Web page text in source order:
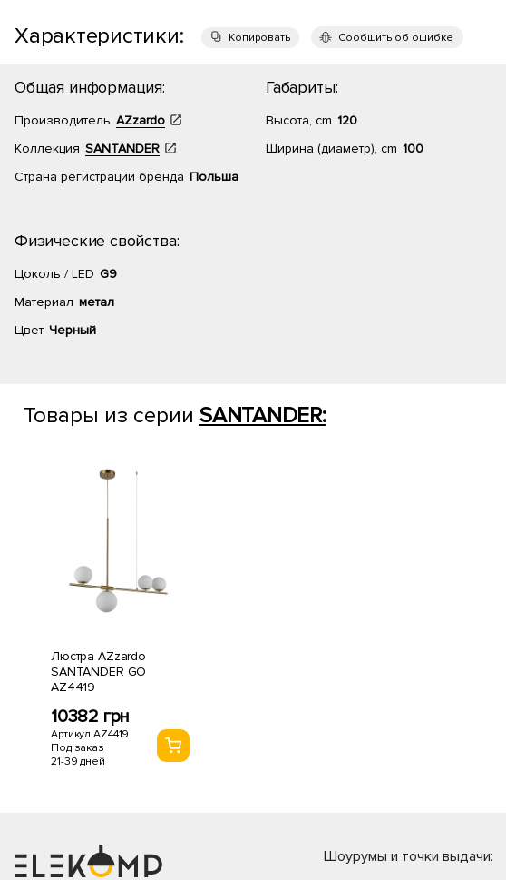
Характеристики: Копировать Сообщить об ошибке
Общая информация:
Производитель AZzardo
Коллекция SANTANDER
Страна регистрации бренда Польша
Физические свойства:
Цоколь / LED G9
Материал метал
Цвет Черный
Габариты:
Высота, cm 120
Ширина (диаметр), cm 100
Товары из серии SANTANDER:
Люстра AZzardo
SANTANDER GO
AZ4419
10382 грн
Артикул AZ4419
Под заказ
21-39 дней
Шоурумы и точки выдачи: